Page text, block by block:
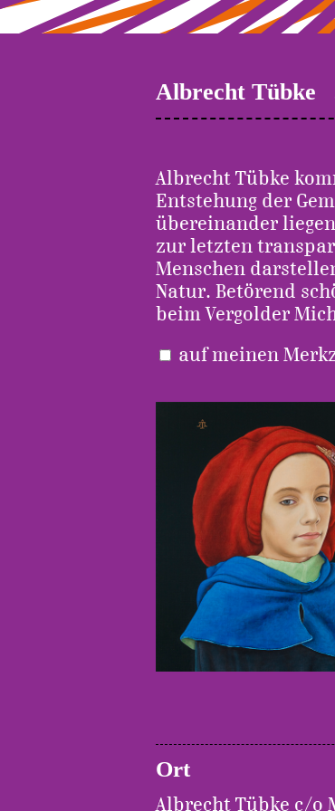
Albrecht Tübke
Albrecht Tübke
Entstehung der
übereinander
zur letzten
Menschen
Natur. Betörend
beim Vergolder
auf meinen
Ort
Albrecht Tübke c/o